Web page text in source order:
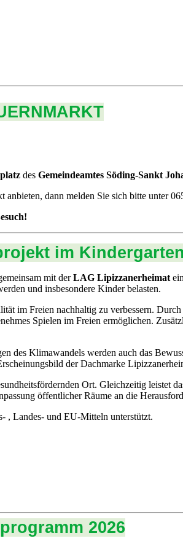
des Gemeindeamtes Söding-Sankt
dann melden Sie sich bitte unter
im
mit derLAG Lipizzanerheimat
und insbesondere Kinder belasten.
im Freien nachhaltig zu verbessern.
Spielen im Freien ermöglichen.
des Klimawandels werden auch das
der Dachmarke
Ort. Gleichzeitig leistet
öffentlicher Räume an die
, Landes- und EU-Mitteln unterstützt.
2026